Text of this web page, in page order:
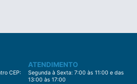
CEP:
ATENDIMENTO
Segunda à Sexta: 7:00 às 11:00 e das
13:00 às 17:00